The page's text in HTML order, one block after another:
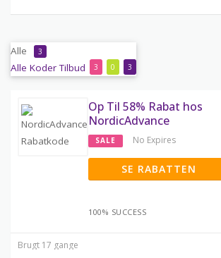
Alle 3
Alle 3
Koder 0
Tilbud 3
Op Til 58% Rabat hos
NordicAdvance
SALE No Expires
SE RABATTEN
100% SUCCESS
Brugt 17 gange